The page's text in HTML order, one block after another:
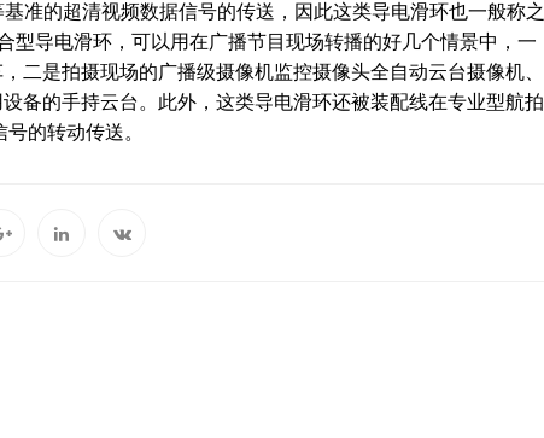
准的超清视频数据信号的传送，因此这类导电滑环也一般称之
型导电滑环，可以用在广播节目现场转播的好几个情景中，一
二是拍摄现场的广播级摄像机监控摄像头全自动云台摄像机、
备的手持云台。此外，这类导电滑环还被装配线在专业型航拍
的转动传送。